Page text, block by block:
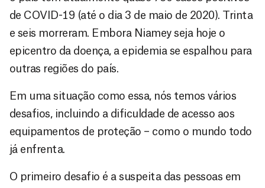
de COVID-19 (até o dia 3 de maio de 2020). Trinta
e seis morreram. Embora Niamey seja hoje o
epicentro da doença, a epidemia se espalhou para
outras regiões do país.
Em uma situação como essa, nós temos vários
desafios, incluindo a dificuldade de acesso aos
equipamentos de proteção – como o mundo todo
já enfrenta.
O primeiro desafio é a suspeita das pessoas em